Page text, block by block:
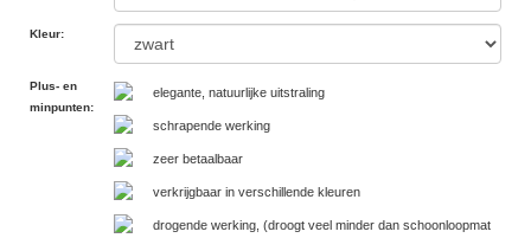
Kleur:
Plus- en
minpunten:
elegante, natuurlijke uitstraling
schrapende werking
zeer betaalbaar
verkrijgbaar in verschillende kleuren
drogende werking, (droogt veel minder dan schoonloopmat